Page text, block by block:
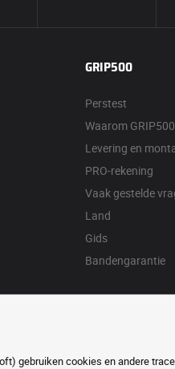
GRIP500
Perstest
Waarom
Levering en
PRO-rekening
Vaak gestelde
Land
Gids
Bandengarantie
gebruiken cookies en andere